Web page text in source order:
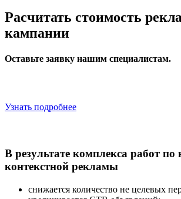
Расчитать стоимость
кампании
Оставьте заявку нашим специалистам.
Узнать подробнее
В результате комплекса работ по
контекстной рекламы
снижается количество не целевых